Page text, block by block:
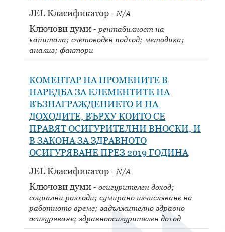
JEL Класификатор
N/A
Ключови думи
рентабилност на
капитала; счетоводен подход; методика;
анализ; фактори
КОМЕНТАР НА ПРОМЕНИТЕ В
НАРЕДБА ЗА ЕЛЕМЕНТИТЕ НА
ВЪЗНАГРАЖДЕНИЕТО И НА
ДОХОДИТЕ, ВЪРХУ КОИТО СЕ
ПРАВЯТ ОСИГУРИТЕЛНИ ВНОСКИ, И
В ЗАКОНА ЗА ЗДРАВНОТО
ОСИГУРЯВАНЕ ПРЕЗ 2019 ГОДИНА
JEL Класификатор
N/A
Ключови думи
осигурителен доход;
социални разходи; сумирано изчисляване на
работното време; задължително здравно
осигуряване; здравноосигурителен доход